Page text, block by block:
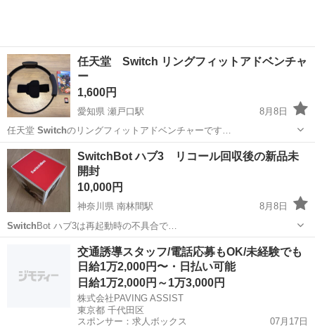
任天堂 Switch リングフィットアドベンチャ
ー
1,600円
愛知県 瀬戸口駅
8月8日
任天堂 Switchのリングフィットアドベンチャーです…
愛知 瀬戸市 テレビゲーム
SwitchBot ハブ3 リコール回収後の新品未
開封
10,000円
神奈川県 南林間駅
8月8日
Switch Bot ハブ3は再起動時の不具合で…
大和市 南林間駅 その他
交通誘導スタッフ/電話応募もOK/未経験でも
日給1万2,000円〜・日払い可能
日給1万2,000円～1万3,000円
株式会社PAVING ASSIST
東京都 千代田区
スポンサー：求人ボックス
07月17日